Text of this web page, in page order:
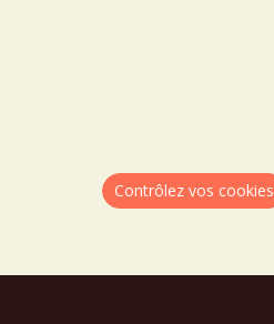
Contrôlez vos cookies